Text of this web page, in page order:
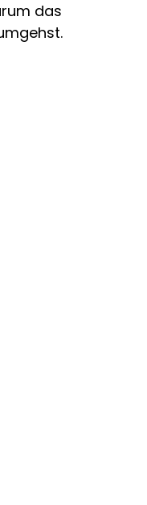
das